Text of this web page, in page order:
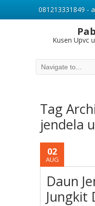
Kusen Upvc
Tag
jendela
02
AUG
Daun
Jungkit
081213331849 -